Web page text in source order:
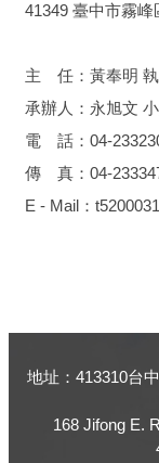
41349 臺中市霧
主 任：黃奉明
承辦人：永旭文
電 話：04-
傳 真：04-
E - Mail：
地址：413310台
168 Jifong E.